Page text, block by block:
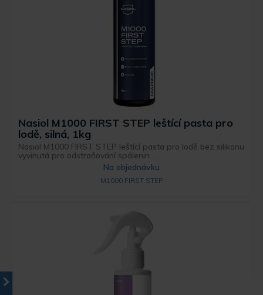
Nasiol M1000 FIRST STEP leštící pasta pro
lodě, silná, 1kg
Nasiol M1000 FIRST STEP leštící pasta pro lodě bez silikonu
vyvinutá pro odstraňování spálenin ...
Na objednávku
M1000 FIRST STEP